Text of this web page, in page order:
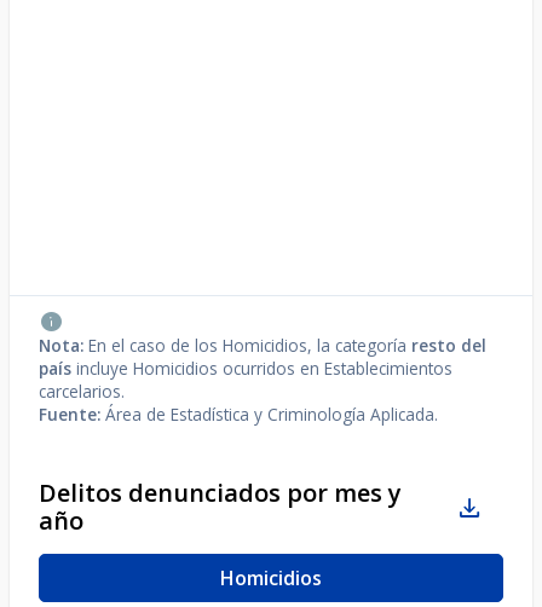
Nota: En el caso de los Homicidios, la categoría resto del
país incluye Homicidios ocurridos en Establecimientos
carcelarios.
Fuente: Área de Estadística y Criminología Aplicada.
Delitos denunciados por mes y
año
Homicidios